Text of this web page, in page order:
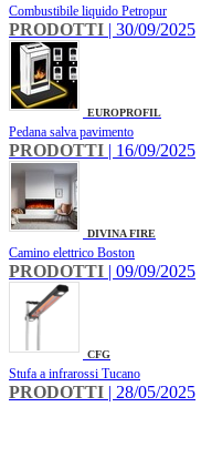
Combustibile liquido Petropur
PRODOTTI | 30/09/2025
EUROPROFIL
Pedana salva pavimento
PRODOTTI | 16/09/2025
DIVINA FIRE
Camino elettrico Boston
PRODOTTI | 09/09/2025
CFG
Stufa a infrarossi Tucano
PRODOTTI | 28/05/2025